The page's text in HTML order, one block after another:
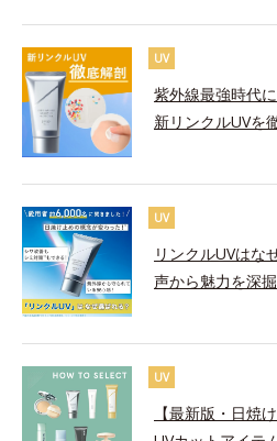
UV
紫外線最強時代
新リンクルUVを
UV
リンクルUVはな
声から魅力を深掘
UV
【最新版・日焼